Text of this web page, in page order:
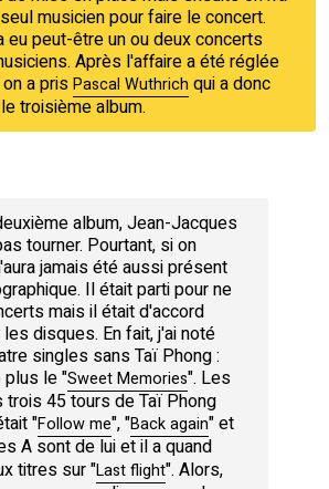
musicien pour faire le concert.
eu peut-être un ou deux concerts
Après l'affaire a été réglée
a prisPascal Wuthrich qui a donc
troisième album.
album, Jean-Jacques
tourner. Pourtant, si on
jamais été aussi présent
Il était parti pour ne
mais il était d'accord
disques. En fait, j'ai noté
singles sans Taï Phong :
le "Sweet Memories". Les
45 tours de Taï Phong
"Follow me", "Back again" et
A sont de lui et il a quand
titres sur "Last flight". Alors,